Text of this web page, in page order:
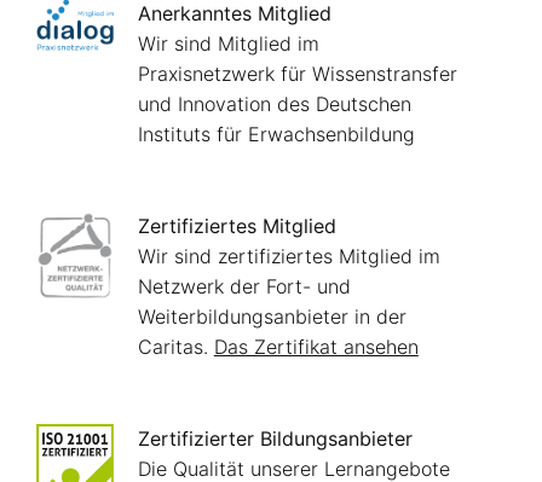
Anerkanntes Mitglied
Wir sind Mitglied im
Praxisnetzwerk für Wissenstransfer
und Innovation des Deutschen
Instituts für Erwachsenbildung
Zertifiziertes Mitglied
Wir sind zertifiziertes Mitglied im
Netzwerk der Fort- und
Weiterbildungsanbieter in der
Caritas. Das Zertifikat ansehen
Zertifizierter Bildungsanbieter
Die Qualität unserer Lernangebote